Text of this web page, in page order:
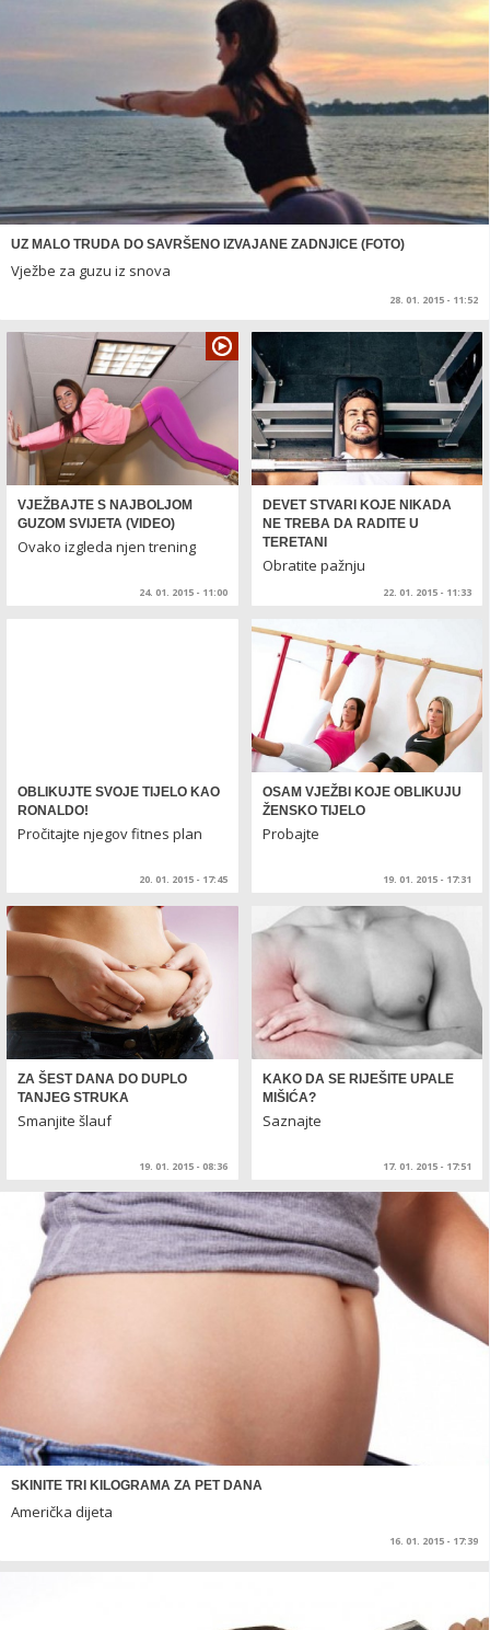
UZ MALO TRUDA DO SAVRŠENO IZVAJANE ZADNJICE (FOTO)
Vježbe za guzu iz snova
28. 01. 2015 - 11:52
VJEŽBAJTE S NAJBOLJOM
GUZOM SVIJETA (VIDEO)
Ovako izgleda njen trening
24. 01. 2015 - 11:00
DEVET STVARI KOJE NIKADA
NE TREBA DA RADITE U
TERETANI
Obratite pažnju
22. 01. 2015 - 11:33
OBLIKUJTE SVOJE TIJELO KAO
RONALDO!
Pročitajte njegov fitnes plan
20. 01. 2015 - 17:45
OSAM VJEŽBI KOJE OBLIKUJU
ŽENSKO TIJELO
Probajte
19. 01. 2015 - 17:31
ZA ŠEST DANA DO DUPLO
TANJEG STRUKA
Smanjite šlauf
19. 01. 2015 - 08:36
KAKO DA SE RIJEŠITE UPALE
MIŠIĆA?
Saznajte
17. 01. 2015 - 17:51
SKINITE TRI KILOGRAMA ZA PET DANA
Američka dijeta
16. 01. 2015 - 17:39